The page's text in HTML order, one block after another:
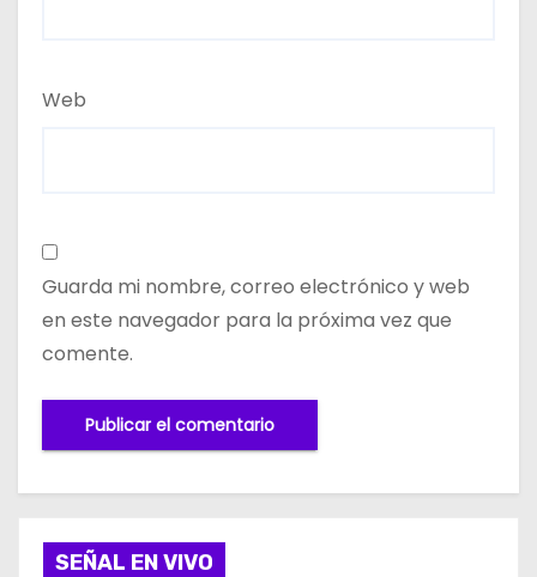
Web
Guarda mi nombre, correo electrónico y web
en este navegador para la próxima vez que
comente.
SEÑAL EN VIVO